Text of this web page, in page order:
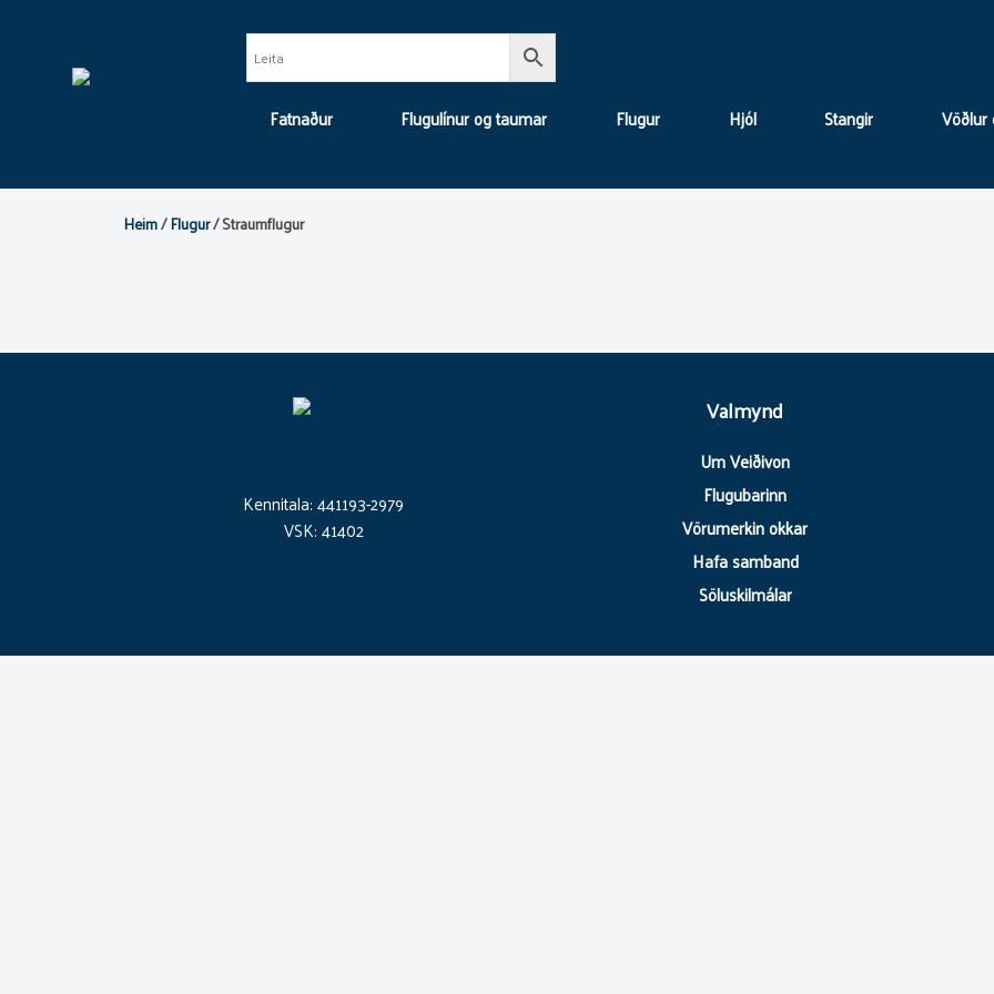
Fatnaður Flugulínur og taumar Flugur Hjól Stangir Vöðlur
Heim/Flugur/ Straumflugur
Kennitala: 441193-2979
VSK: 41402
Valmynd
Um Veiðivon
Flugubarinn
Vörumerkin okkar
Hafa samband
Söluskilmálar